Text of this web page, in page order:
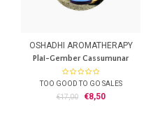
OSHADHI AROMATHERAPY
Plai-Gember Cassumunar
SALES 1e helft '26
TOO GOOD TO GO SALES
Zingiber cassumunar ( Plai )
€17,00 €8,50